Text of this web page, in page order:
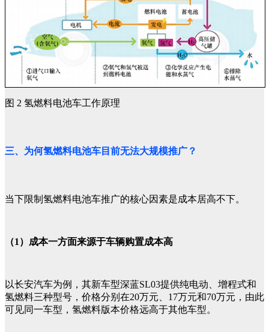
图 2 氢燃料电池车工作原理
三、为何氢燃料电池车目前无法大规模推广？
当下限制氢燃料电池车推广的核心因素是成本居高不下。
（1）成本一方面来源于车辆购置成本高
以长安汽车为例，其新车型深蓝SL03提供纯电动、增程式和
氢燃料三种型号，价格分别在20万元、17万元和70万元，由此
可见同一车型，氢燃料版本价格远高于其他车型。